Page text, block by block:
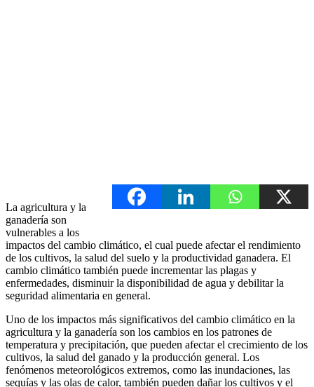
La agricultura y la
ganadería son
vulnerables a los
impactos del cambio climático, el cual puede afectar el rendimiento
de los cultivos, la salud del suelo y la productividad ganadera. El
cambio climático también puede incrementar las plagas y
enfermedades, disminuir la disponibilidad de agua y debilitar la
seguridad alimentaria en general.
Uno de los impactos más significativos del cambio climático en la
agricultura y la ganadería son los cambios en los patrones de
temperatura y precipitación, que pueden afectar el crecimiento de los
cultivos, la salud del ganado y la producción general. Los
fenómenos meteorológicos extremos, como las inundaciones, las
sequías y las olas de calor, también pueden dañar los cultivos y el